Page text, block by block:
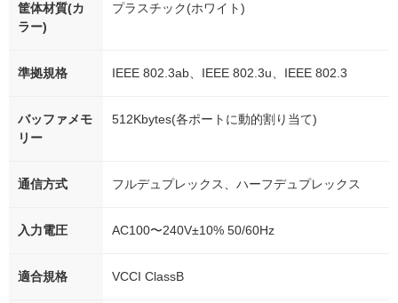
筐体材質(カ
ラー)
プラスチック(ホワイト)
準拠規格 IEEE 802.3ab、IEEE 802.3u、IEEE 802.3
バッファメモ
リー
512Kbytes(各ポートに動的割り当て)
通信方式 フルデュプレックス、ハーフデュプレックス
入力電圧 AC100〜240V±10% 50/60Hz
適合規格 VCCI ClassB